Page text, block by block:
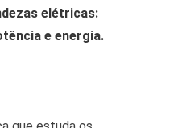
elétricas:
e energia.